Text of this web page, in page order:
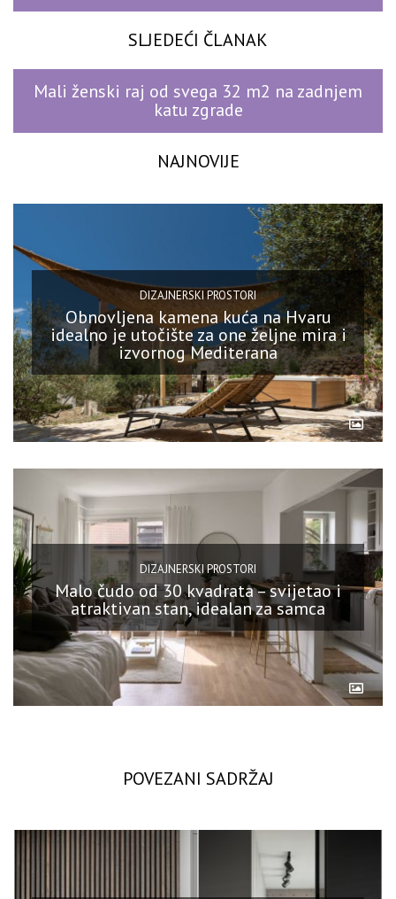
SLJEDEĆI ČLANAK
Mali ženski raj od svega 32 m2 na zadnjem
katu zgrade
NAJNOVIJE
DIZAJNERSKI PROSTORI
Obnovljena kamena kuća na Hvaru
idealno je utočište za one željne mira i
izvornog Mediterana
DIZAJNERSKI PROSTORI
Malo čudo od 30 kvadrata – svijetao i
atraktivan stan, idealan za samca
POVEZANI SADRŽAJ